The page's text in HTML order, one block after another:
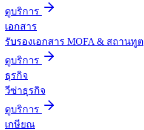
ดูบริการ
เอกสาร
รับรองเอกสาร MOFA & สถานทูต
ดูบริการ
ธุรกิจ
วีซ่าธุรกิจ
ดูบริการ
เกษียณ